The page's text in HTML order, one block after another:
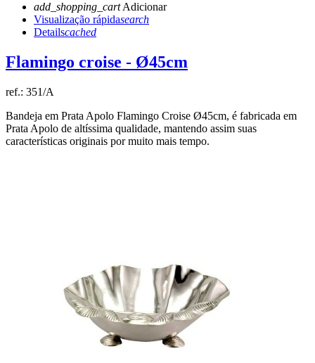
add_shopping_cartAdicionar
Visualização rápidasearch
Detailscached
Flamingo croise - Ø45cm
ref.: 351/A
Bandeja em Prata Apolo Flamingo Croise Ø45cm, é fabricada em
Prata Apolo de altíssima qualidade, mantendo assim suas
características originais por muito mais tempo.